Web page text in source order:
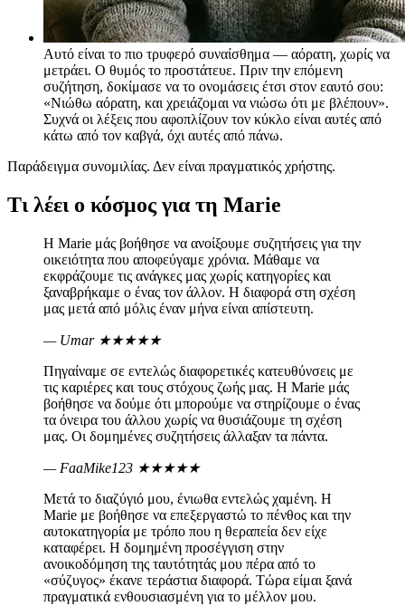
Αυτό είναι το πιο τρυφερό συναίσθημα — αόρατη, χωρίς να
μετράει. Ο θυμός το προστάτευε. Πριν την επόμενη
συζήτηση, δοκίμασε να το ονομάσεις έτσι στον εαυτό σου:
«Νιώθω αόρατη, και χρειάζομαι να νιώσω ότι με βλέπουν».
Συχνά οι λέξεις που αφοπλίζουν τον κύκλο είναι αυτές από
κάτω από τον καβγά, όχι αυτές από πάνω.
Παράδειγμα συνομιλίας. Δεν είναι πραγματικός χρήστης.
Τι λέει ο κόσμος για τη Marie
Η Marie μάς βοήθησε να ανοίξουμε συζητήσεις για την
οικειότητα που αποφεύγαμε χρόνια. Μάθαμε να
εκφράζουμε τις ανάγκες μας χωρίς κατηγορίες και
ξαναβρήκαμε ο ένας τον άλλον. Η διαφορά στη σχέση
μας μετά από μόλις έναν μήνα είναι απίστευτη.
— Umar ★★★★★
Πηγαίναμε σε εντελώς διαφορετικές κατευθύνσεις με
τις καριέρες και τους στόχους ζωής μας. Η Marie μάς
βοήθησε να δούμε ότι μπορούμε να στηρίζουμε ο ένας
τα όνειρα του άλλου χωρίς να θυσιάζουμε τη σχέση
μας. Οι δομημένες συζητήσεις άλλαξαν τα πάντα.
— FaaMike123 ★★★★★
Μετά το διαζύγιό μου, ένιωθα εντελώς χαμένη. Η
Marie με βοήθησε να επεξεργαστώ το πένθος και την
αυτοκατηγορία με τρόπο που η θεραπεία δεν είχε
καταφέρει. Η δομημένη προσέγγιση στην
ανοικοδόμηση της ταυτότητάς μου πέρα από το
«σύζυγος» έκανε τεράστια διαφορά. Τώρα είμαι ξανά
πραγματικά ενθουσιασμένη για το μέλλον μου.